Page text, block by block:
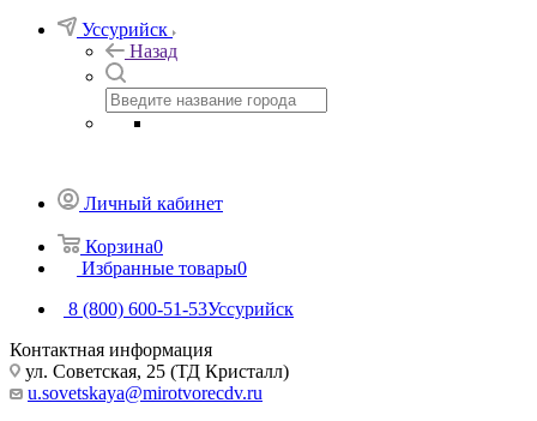
Уссурийск
Назад
Личный кабинет
Корзина0
Избранные товары0
8 (800) 600-51-53Уссурийск
Контактная информация
ул. Советская, 25 (ТД Кристалл)
u.sovetskaya@mirotvorecdv.ru